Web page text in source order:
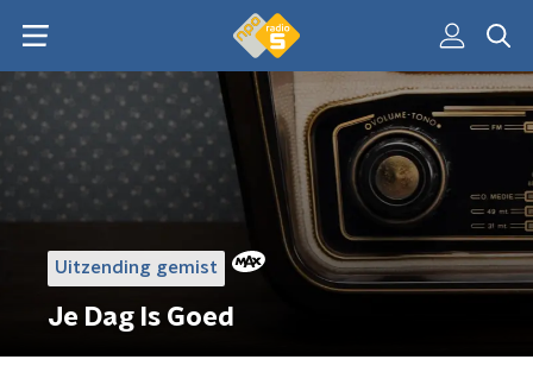
Uitzending gemist
Je Dag Is Goed